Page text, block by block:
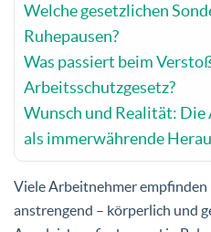
Welche gesetzlichen
Ruhepausen?
Was passiert beim
Arbeitsschutzgesetz?
Wunsch und Realität:
als immerwährende
Viele Arbeitnehmer
anstrengend – körperlich und